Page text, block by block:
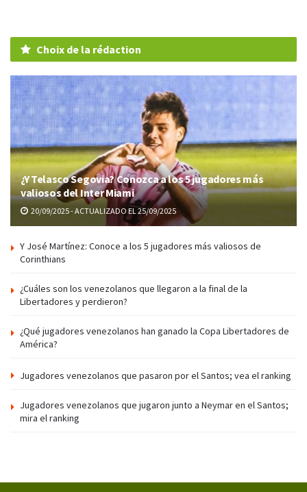
Choix de la rédaction
¿Y Telasco Segovia? Conozca a los 5 jugadores más
valiosos del Inter Miami
20/09/2025 - ACTUALIZADO EL 25/09/2025
Y José Martínez: Conoce a los 5 jugadores más valiosos de
Corinthians
¿Cuáles son los venezolanos que llegaron a la final de la
Libertadores y perdieron?
¿Qué jugadores venezolanos han ganado la Copa Libertadores de
América?
Jugadores venezolanos que pasaron por el Santos; vea el ranking
Jugadores venezolanos que jugaron junto a Neymar en el Santos;
mira el ranking